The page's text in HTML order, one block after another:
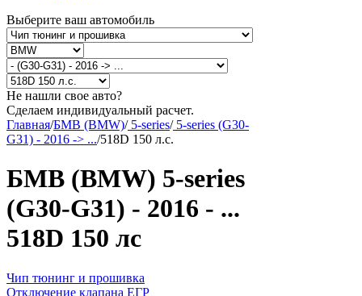
Выберите ваш автомобиль
Не нашли свое авто?
Сделаем индивидуальный расчет.
Главная/БМВ (BMW)/5-series/5-series (G30-
G31) - 2016 -> .../518D 150 л.с.
БМВ (BMW) 5-series
(G30-G31) - 2016 - ...
518D 150 лс
Чип тюнинг и прошивка
Отключение клапана ЕГР